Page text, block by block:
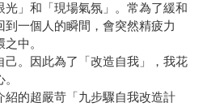
光」和「現場氣氛」。常為了緩和
到一個人的瞬間，會突然精疲力
中。
。因此為了「改造自我」，我花
的超嚴苛「九步驟自我改造計